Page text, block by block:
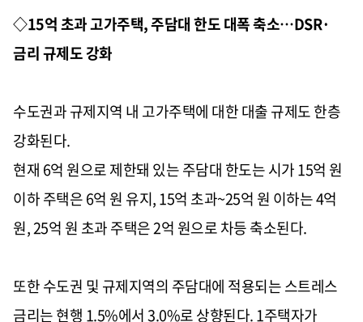
◇15억 초과 고가주택, 주담대 한도 대폭 축소…DSR·
금리 규제도 강화
수도권과 규제지역 내 고가주택에 대한 대출 규제도 한층
강화된다.
현재 6억 원으로 제한돼 있는 주담대 한도는 시가 15억 원
이하 주택은 6억 원 유지, 15억 초과~25억 원 이하는 4억
원, 25억 원 초과 주택은 2억 원으로 차등 축소된다.
또한 수도권 및 규제지역의 주담대에 적용되는 스트레스
금리는 현행 1.5%에서 3.0%로 상향된다. 1주택자가